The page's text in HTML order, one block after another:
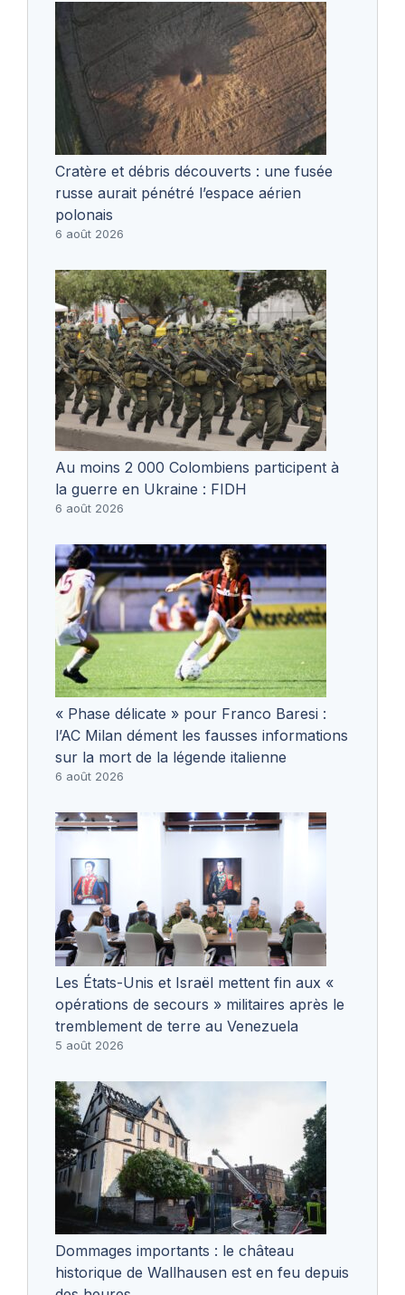
Cratère et débris découverts : une fusée
russe aurait pénétré l’espace aérien
polonais
6 août 2026
Au moins 2 000 Colombiens participent à
la guerre en Ukraine : FIDH
6 août 2026
« Phase délicate » pour Franco Baresi :
l’AC Milan dément les fausses informations
sur la mort de la légende italienne
6 août 2026
Les États-Unis et Israël mettent fin aux «
opérations de secours » militaires après le
tremblement de terre au Venezuela
5 août 2026
Dommages importants : le château
historique de Wallhausen est en feu depuis